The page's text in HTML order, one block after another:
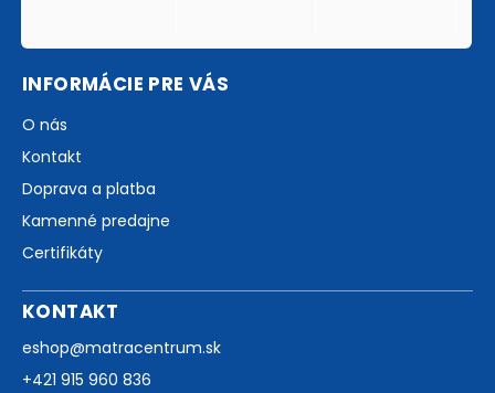
INFORMÁCIE PRE VÁS
O nás
Kontakt
Doprava a platba
Kamenné predajne
Certifikáty
KONTAKT
eshop@matracentrum.sk
+421 915 960 836